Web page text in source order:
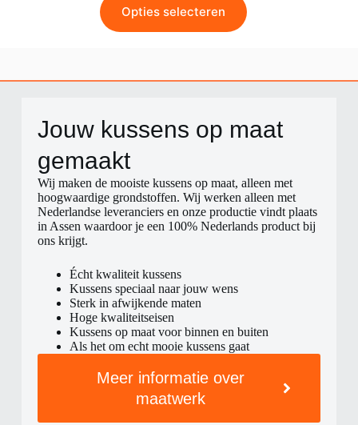
Opties selecteren
Jouw kussens op maat
gemaakt​
Wij maken de mooiste kussens op maat, alleen met
hoogwaardige grondstoffen. Wij werken alleen met
Nederlandse leveranciers en onze productie vindt plaats
in Assen waardoor je een 100% Nederlands product bij
ons krijgt.
Écht kwaliteit kussens
Kussens speciaal naar jouw wens
Sterk in afwijkende maten
Hoge kwaliteitseisen
Kussens op maat voor binnen en buiten
Als het om echt mooie kussens gaat
Meer informatie over
maatwerk